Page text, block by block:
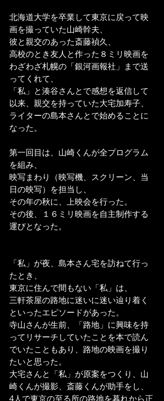
北海道大学を卒業して東京に戻って映
画を撮っていた山崎幹夫、
彼と親交のあった斎藤禎久、
高校のとき友人と作った８ミリ映画を
わざわざ札幌の「銀河画報社」まで送
ってくれて、
「私」と湊谷さんとで感想を返信して
以来、親交を持っていた大宅加寿子、
ライターの島本さんとで始めることに
なった。
第一回目は、山崎くんが全プログラム
を組み、
映写まわり（映写機、スクリーン、当
日の映写）を担当し、
その年の秋に、上映会を行った。
その後、１６ミリ映画を自主制作する
運びとなった。
「私」が夜、島本さん宅を訪ねて行っ
たとき、
東京に住んで間もない「私」は、
三軒茶屋の路地に迷いに迷い辿り着く
といったエピソードがあった。
寺山さんが生前、「路地」に興味を持
ってリサーチしていたことを本で読ん
でいたこともあり、路地の映画を撮り
たいと思った。
大宅さんと「私」が原案をつくり、山
崎くんが撮影、斎藤くんが助手をし、
4人で東京の至る所の路地を暮れから正